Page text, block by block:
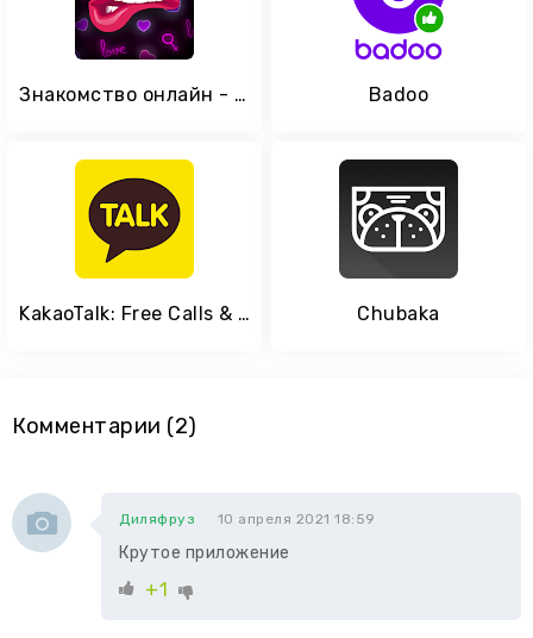
Знакомство онлайн - Свидание Badoo
KakaoTalk: Free Calls & Text Chubaka
Комментарии (2)
Диляфруз 10 апреля 2021 18:59
Крутое приложение
+1